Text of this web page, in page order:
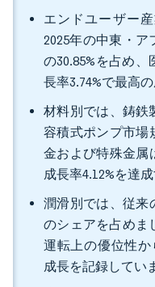
エンドユーザー
2025年の中東・
の30.85%を占め
長率3.74%で最高
材料別では、鋳鉄
容積式ポンプ市場
金および特殊金属
成長率4.12%を達
潤滑別では、従来
のシェアを占めま
運転上の優位性か
成長を記録してい